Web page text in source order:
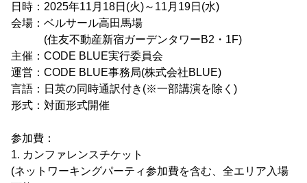
日時：2025年11月18日(火)～11月19日(水)
会場：ベルサール高田馬場
(住友不動産新宿ガーデンタワーB2・1F)
主催：CODE BLUE実行委員会
運営：CODE BLUE事務局(株式会社BLUE)
言語：日英の同時通訳付き(※一部講演を除く)
形式：対面形式開催
参加費：
1. カンファレンスチケット
(ネットワーキングパーティ参加費を含む、全エリア入場